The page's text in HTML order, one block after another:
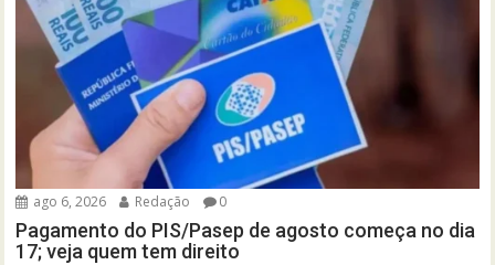
ago 6, 2026 Redação 0
Pagamento do PIS/Pasep de agosto começa no dia
17; veja quem tem direito